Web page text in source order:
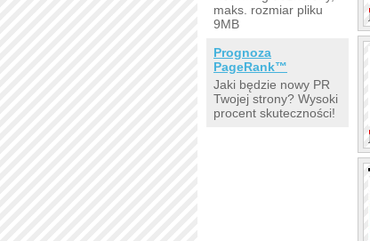
maks. rozmiar pliku
9MB
Prognoza
PageRank™
Jaki będzie nowy PR
Twojej strony? Wysoki
procent skuteczności!